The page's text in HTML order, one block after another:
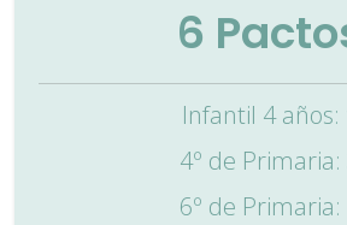
6
Infantil 4 años:
4º de Primaria:
6º de Primaria: